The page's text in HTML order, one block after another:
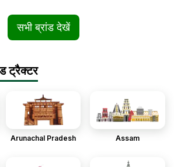
सभी ब्रांड देखें
ट्रैक्टर
Arunachal Pradesh Assam